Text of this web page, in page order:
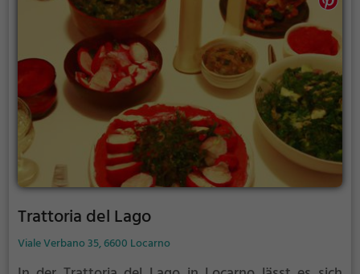
Trattoria del Lago
Viale Verbano 35, 6600 Locarno